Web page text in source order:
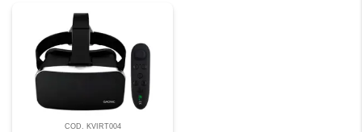
COD. KVIRT004